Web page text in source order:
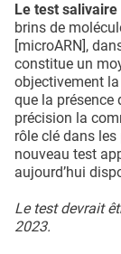
Le test
brins de
[microARN],
constitue un
objectivement
que la présence
précision la
rôle clé dans
nouveau test
aujourd’hui
Le test devrait
2023.